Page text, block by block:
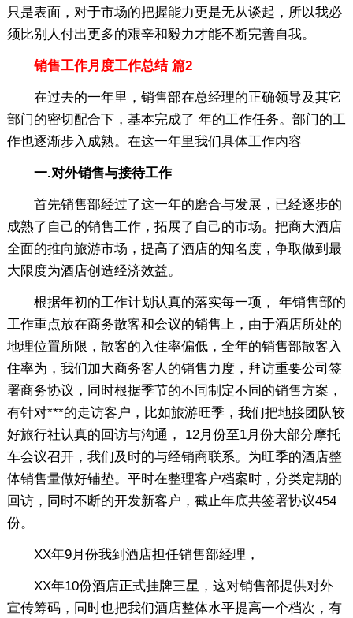
只是表面，对于市场的把握能力更是无从谈起，所以我必
须比别人付出更多的艰辛和毅力才能不断完善自我。
销售工作月度工作总结 篇2
在过去的一年里，销售部在总经理的正确领导及其它
部门的密切配合下，基本完成了 年的工作任务。部门的工
作也逐渐步入成熟。在这一年里我们具体工作内容
一.对外销售与接待工作
首先销售部经过了这一年的磨合与发展，已经逐步的
成熟了自己的销售工作，拓展了自己的市场。把商大酒店
全面的推向旅游市场，提高了酒店的知名度，争取做到最
大限度为酒店创造经济效益。
根据年初的工作计划认真的落实每一项， 年销售部的
工作重点放在商务散客和会议的销售上，由于酒店所处的
地理位置所限，散客的入住率偏低，全年的销售部散客入
住率为，我们加大商务客人的销售力度，拜访重要公司签
署商务协议，同时根据季节的不同制定不同的销售方案，
有针对***的走访客户，比如旅游旺季，我们把地接团队较
好旅行社认真的回访与沟通， 12月份至1月份大部分摩托
车会议召开，我们及时的与经销商联系。为旺季的酒店整
体销售量做好铺垫。平时在整理客户档案时，分类定期的
回访，同时不断的开发新客户，截止年底共签署协议454
份。
XX年9月份我到酒店担任销售部经理，
XX年10份酒店正式挂牌三星，这对销售部提供对外
宣传筹码，同时也把我们酒店整体水平提高一个档次，有